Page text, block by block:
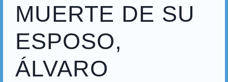
MUERTE DE SU
ESPOSO,
ÁLVARO